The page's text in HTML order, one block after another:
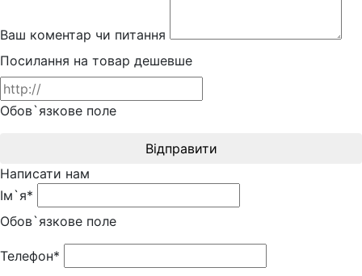
Ваш коментар чи питання
Посилання на товар дешевше
Обов`язкове поле
Відправити
Написати нам
Ім`я*
Обов`язкове поле
Телефон*